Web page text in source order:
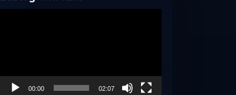
00:00 02:07